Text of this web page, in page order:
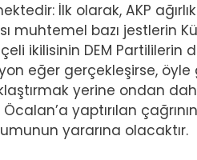
İlk olarak, AKP
muhtemel bazı jestlerin
ikilisinin DEM Partililerin
eğer gerçekleşirse, öyle
yerine ondan
yaptırılan
yararına olacaktır.